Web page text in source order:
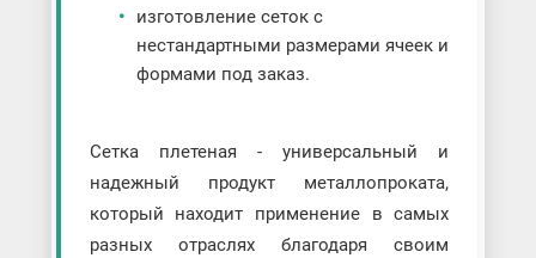
изготовление сеток с
нестандартными размерами ячеек и
формами под заказ.
Сетка плетеная - универсальный и
надежный продукт металлопроката,
который находит применение в самых
разных отраслях благодаря своим